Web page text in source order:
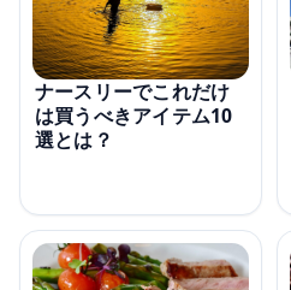
ナースリーでこれだけ
は買うべきアイテム10
選とは？